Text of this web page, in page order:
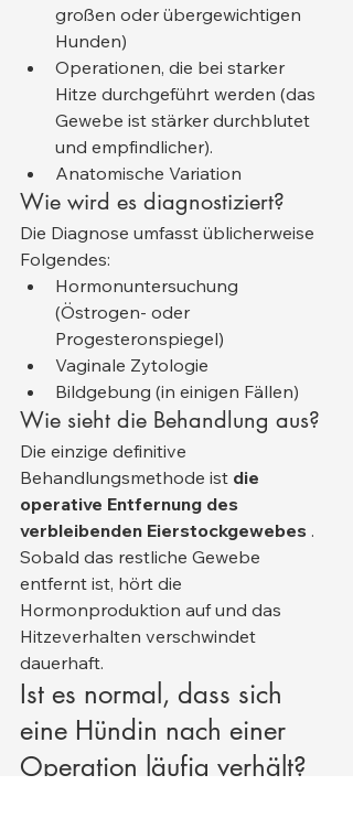
großen oder übergewichtigen
Hunden)
Operationen, die bei starker
Hitze durchgeführt werden (das
Gewebe ist stärker durchblutet
und empfindlicher).
Anatomische Variation
Wie wird es diagnostiziert?
Die Diagnose umfasst üblicherweise
Folgendes:
Hormonuntersuchung
(Östrogen- oder
Progesteronspiegel)
Vaginale Zytologie
Bildgebung (in einigen Fällen)
Wie sieht die Behandlung aus?
Die einzige definitive
Behandlungsmethode ist die
operative Entfernung des
verbleibenden Eierstockgewebes .
Sobald das restliche Gewebe
entfernt ist, hört die
Hormonproduktion auf und das
Hitzeverhalten verschwindet
dauerhaft.
Ist es normal, dass sich
eine Hündin nach einer
Operation läufig verhält?